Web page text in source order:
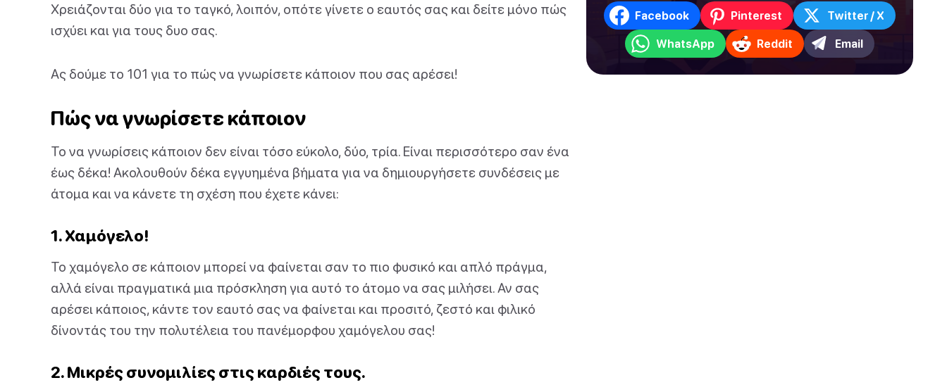
Χρειάζονται δύο για το ταγκό, λοιπόν, οπότε γίνετε ο εαυτός σας και δείτε μόνο πώς
ισχύει και για τους δυο σας.
Ας δούμε το 101 για το πώς να γνωρίσετε κάποιον που σας αρέσει!
Πώς να γνωρίσετε κάποιον
Το να γνωρίσεις κάποιον δεν είναι τόσο εύκολο, δύο, τρία. Είναι περισσότερο σαν ένα
έως δέκα! Ακολουθούν δέκα εγγυημένα βήματα για να δημιουργήσετε συνδέσεις με
άτομα και να κάνετε τη σχέση που έχετε κάνει:
1. Χαμόγελο!
Το χαμόγελο σε κάποιον μπορεί να φαίνεται σαν το πιο φυσικό και απλό πράγμα,
αλλά είναι πραγματικά μια πρόσκληση για αυτό το άτομο να σας μιλήσει. Αν σας
αρέσει κάποιος, κάντε τον εαυτό σας να φαίνεται και προσιτό, ζεστό και φιλικό
δίνοντάς του την πολυτέλεια του πανέμορφου χαμόγελου σας!
2. Μικρές συνομιλίες στις καρδιές τους.
Facebook Pinterest Twitter / X
WhatsApp Reddit Email